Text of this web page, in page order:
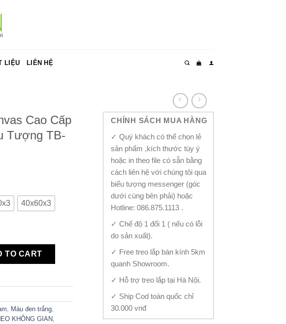
LIỆU LIÊN HỆ
Cao Cấp
Tượng TB-
40x60x3
Cấp Mẫu Hươu Trừu Tượng TB-1091 quantity
TO CART
Màu đen trắng
KHÔNG GIAN
CHÍNH SÁCH MUA HÀNG
✓ Quý khách có thể chọn lẻ
sản phẩm ,kích thước tùy ý
hoặc in theo file có sẵn bằng
cách liên hệ với chúng tôi qua
biểu tượng messenger (góc
dưới cùng bên phải) hoặc
Hotline: 086.875.1113 .
✓ Chế độ 1 đổi 1 ( nếu có lỗi
do sản xuất).
✓ Free treo lắp bán kính 5km
quanh Showroom.
✓ Hỗ trợ treo lắp tại Hà Nội.
✓ Ship Cod toàn quốc chỉ
30.000 vnđ